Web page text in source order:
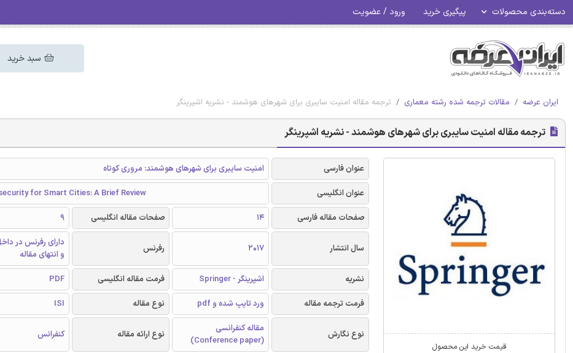
دسته‌بندی محصولات پیگیری خرید ورود / عضویت
سبد خرید
ایران عرضه مقالات ترجمه شده رشته معماری ترجمه مقاله امنیت سایبری برای شهرهای هوشمند - نشریه اشپرینگر
ترجمه مقاله امنیت سایبری برای شهرهای هوشمند - نشریه اشپرینگر
قیمت خرید این محصول
عنوان فارسی
امنیت سایبری برای شهرهای هوشمند: مروری کوتاه
عنوان انگلیسی
for Smart Cities: A Brief Review
صفحات مقاله فارسی
14 صفحات مقاله انگلیسی 9
سال انتشار 2017 رفرنس
دارای رفرنس در
و انتهای مقاله
نشریه
اشپرینگر - Springer فرمت مقاله انگلیسی
PDF
فرمت ترجمه مقاله
ورد تایپ شده و pdf نوع مقاله ISI
نوع نگارش
مقاله کنفرانسی
(Conference paper)
نوع ارائه مقاله کنفرانس